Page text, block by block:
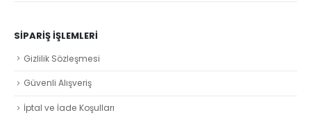
SIPARIŞ İŞLEMLERI
Gizlilik Sözleşmesi
Güvenli Alışveriş
İptal ve İade Koşulları